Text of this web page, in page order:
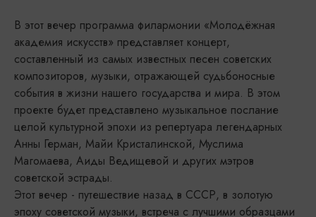
В этот вечер программа филармонии «Молодёжная
академия искусств» представляет концерт,
составленный из самых известных песен советских
композиторов, музыки, отражающей судьбоносные
события в жизни нашего государства и мира. В этом
проекте будет представлено музыкальное послание
целой культурной эпохи из репертуара легендарных
Анны Герман, Майи Кристалинской, Муслима
Магомаева, Аиды Ведищевой и других мэтров
советской эстрады.
Этот вечер - путешествие назад в СССР, в золотую
эпоху советской музыки, встреча с лучшими образцами